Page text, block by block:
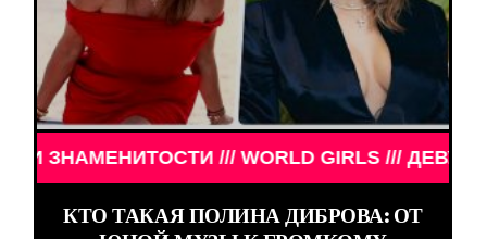
GIRLS /// ДЕВУШКИ ЗНАМЕНИТОСТИ ///
КТО ТАКАЯ ПОЛИНА ДИБРОВА: ОТ